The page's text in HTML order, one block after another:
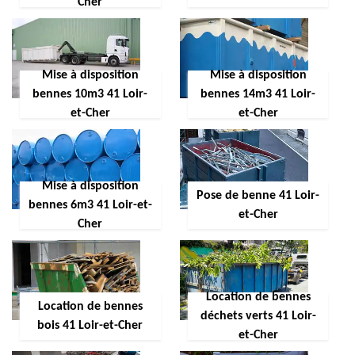
Mise à disposition
bennes 10m3 41 Loir-
et-Cher
Mise à disposition
bennes 14m3 41 Loir-
et-Cher
Mise à disposition
bennes 6m3 41 Loir-et-
Cher
Pose de benne 41 Loir-
et-Cher
Location de bennes
bois 41 Loir-et-Cher
Location de bennes
déchets verts 41 Loir-
et-Cher